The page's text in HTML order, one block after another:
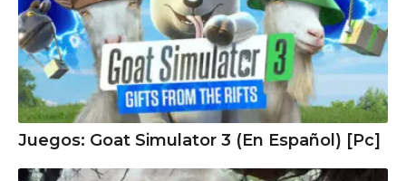
Juegos: Goat Simulator 3 (En Español) [Pc]